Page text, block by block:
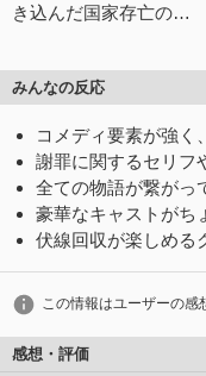
き込んだ国家存亡の…
みんなの反応
コメディ要素が強く
謝罪に関するセリフ
全ての物語が繋がっ
豪華なキャストがち
伏線回収が楽しめる
この情報はユーザーの感
感想・評価